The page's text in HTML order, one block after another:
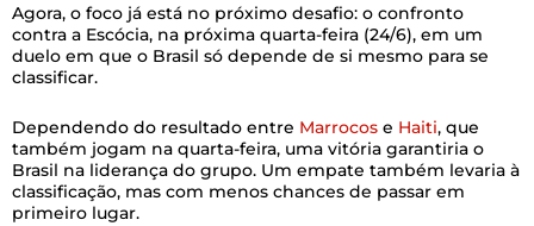
Agora, o foco já está no próximo desafio: o confronto
contra a Escócia, na próxima quarta-feira (24/6), em um
duelo em que o Brasil só depende de si mesmo para se
classificar.
Dependendo do resultado entre Marrocos e Haiti, que
também jogam na quarta-feira, uma vitória garantiria o
Brasil na liderança do grupo. Um empate também levaria à
classificação, mas com menos chances de passar em
primeiro lugar.